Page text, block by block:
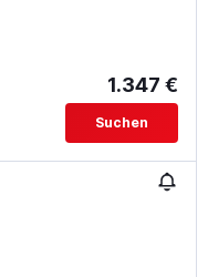
1.347 €
Suchen